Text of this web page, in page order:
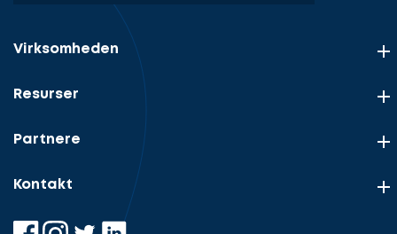
Virksomheden
Resurser
Partnere
Kontakt